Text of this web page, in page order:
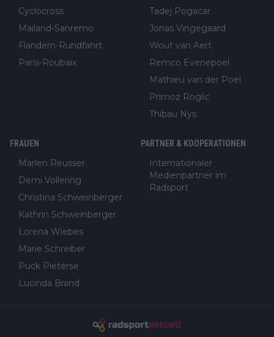
Cyclocross
Mailand-Sanremo
Flandern-Rundfahrt
Paris-Roubaix
Tadej Pogacar
Jonas Vingegaard
Wout van Aert
Remco Evenepoel
Mathieu van der Poel
Primoz Roglic
Thibau Nys
FRAUEN
Marlen Reusser
Demi Vollering
Christina Schweinberger
Kathrin Schweinberger
Lorena Wiebes
Marie Schreiber
Puck Pieterse
Lucinda Brand
PARTNER & KOOPERATIONEN
Internationaler
Medienpartner im
Radsport